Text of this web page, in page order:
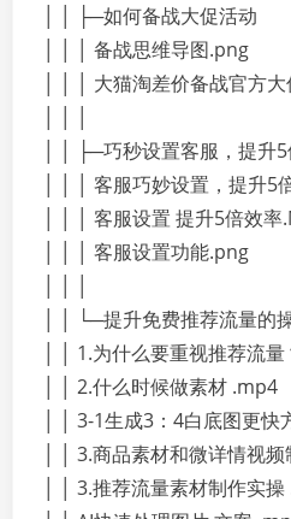
│ │ ├─如何备战大促活动
│ │ │ 备战思维导图.png
│ │ │ 大猫淘差价备战官方
│ │ ├─巧秒设置客服，提升
│ │ │ 客服巧妙设置，提升5
│ │ │ 客服设置 提升5倍效率
│ │ │ 客服设置功能.png
│ │ └─提升免费推荐流量的
│ │ 1.为什么要重视推荐流
│ │ 2.什么时候做素材 .mp4
│ │ 3-1生成3：4白底图更
│ │ 3.商品素材和微详情视
│ │ 3.推荐流量素材制作实